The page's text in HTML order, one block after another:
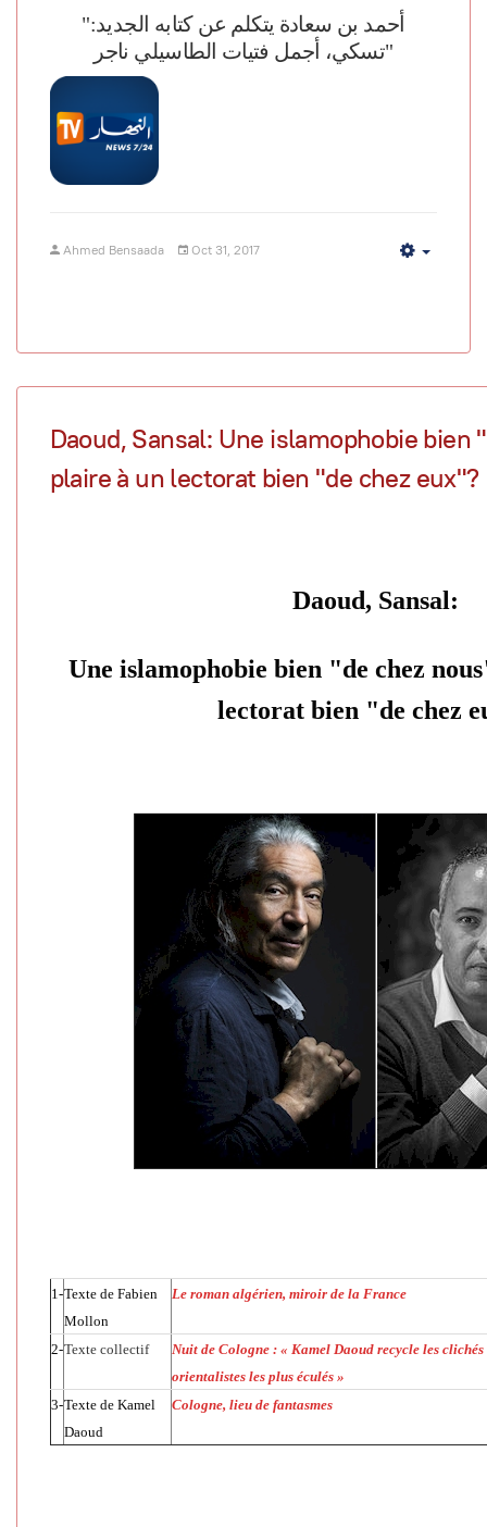
"أحمد بن سعادة يتكلم عن كتابه الجديد:
"تسكي، أجمل فتيات الطاسيلي ناجر
Ahmed Bensaada Oct 31, 2017
Daoud, Sansal: Une islamophobie bien
plaire à un lectorat bien "de chez eux"?
Daoud, Sansal:
Une islamophobie bien "de chez
lectorat bien "de chez
1-Texte de Fabien
Mollon
Le roman algérien, miroir de la France
2-Texte collectif
Nuit de Cologne : « Kamel Daoud recycle les clichés
orientalistes les plus éculés »
3-Texte de Kamel
Daoud
Cologne, lieu de fantasmes